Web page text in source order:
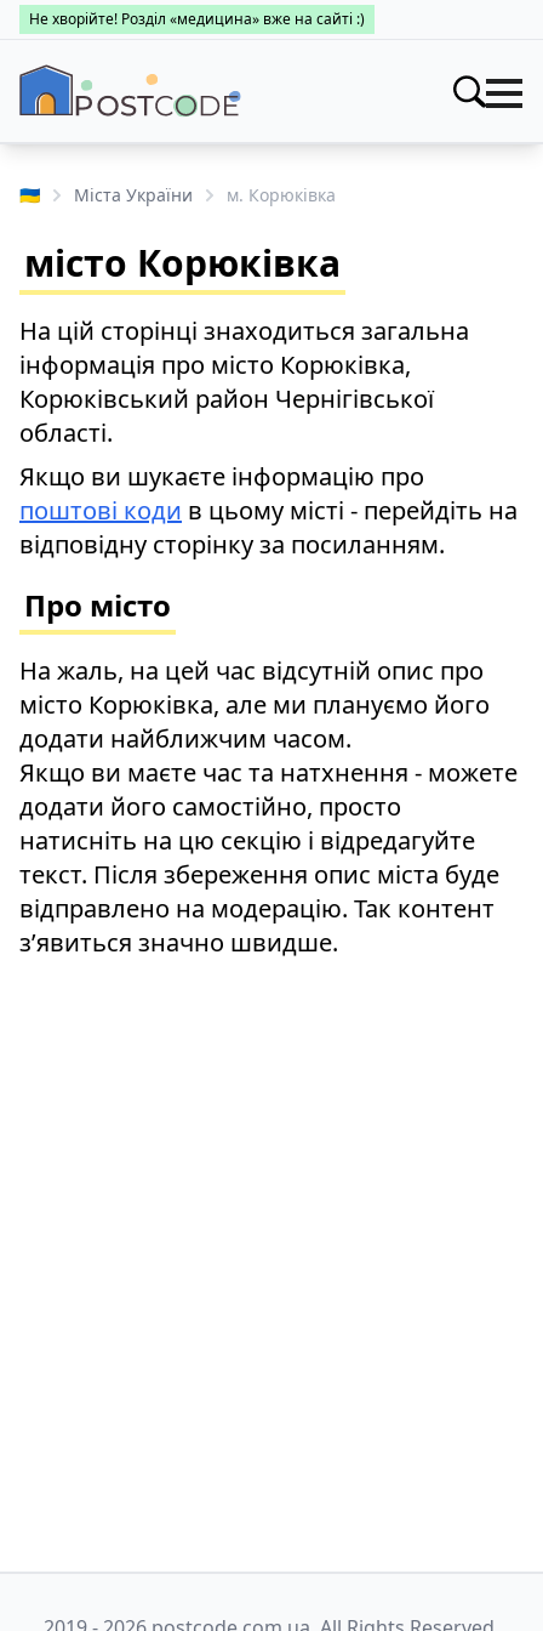
Не хворійте! Розділ «медицина» вже на сайті :)
Індекси
Пошук за областями
Про каталог
Міста України
Заклади
Про поштові індекси
Пошук за областями
Медицина
Про поштові індекси
Пошук за областями
👤 Особистий кабінет
🇺🇦 Міста України м. Корюківка
місто Корюківка
На цій сторінці знаходиться загальна
інформація про місто Корюківка,
Корюківський район Чернігівської
області.
Якщо ви шукаєте інформацію про
поштові коди в цьому місті - перейдіть на
відповідну сторінку за посиланням.
Про місто
На жаль, на цей час відсутній опис про
місто Корюківка, але ми плануємо його
додати найближчим часом.
Якщо ви маєте час та натхнення - можете
додати його самостійно, просто
натисніть на цю секцію і відредагуйте
текст. Після збереження опис міста буде
відправлено на модерацію. Так контент
зʼявиться значно швидше.